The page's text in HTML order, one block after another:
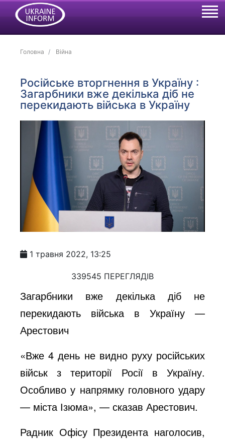
Головна Війна
Російське вторгнення в Україну :
Загарбники вже декілька діб не
перекидають війська в Україну
1 травня 2022, 13:25
339545 ПЕРЕГЛЯДІВ
Загарбники вже декілька діб не
перекидають війська в Україну —
Арестович
«Вже 4 день не видно руху російських
військ з території Росії в Україну.
Особливо у напрямку головного удару
— міста Ізюма», — сказав Арестович.
Радник Офісу Президента наголосив,